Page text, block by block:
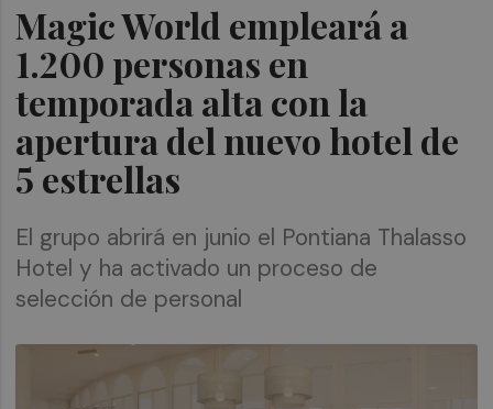
Magic World empleará a
1.200 personas en
temporada alta con la
apertura del nuevo hotel de
5 estrellas
El grupo abrirá en junio el Pontiana Thalasso
Hotel y ha activado un proceso de
selección de personal